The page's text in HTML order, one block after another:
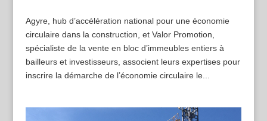
Agyre, hub d’accélération national pour une économie
circulaire dans la construction, et Valor Promotion,
spécialiste de la vente en bloc d’immeubles entiers à
bailleurs et investisseurs, associent leurs expertises pour
inscrire la démarche de l’économie circulaire le...